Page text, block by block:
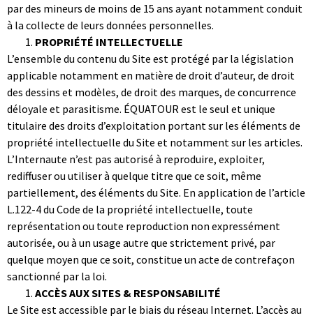
par des mineurs de moins de 15 ans ayant notamment conduit
à la collecte de leurs données personnelles.
PROPRIÉTÉ INTELLECTUELLE
L’ensemble du contenu du Site est protégé par la législation
applicable notamment en matière de droit d’auteur, de droit
des dessins et modèles, de droit des marques, de concurrence
déloyale et parasitisme. ÉQUATOUR est le seul et unique
titulaire des droits d’exploitation portant sur les éléments de
propriété intellectuelle du Site et notamment sur les articles.
L’Internaute n’est pas autorisé à reproduire, exploiter,
rediffuser ou utiliser à quelque titre que ce soit, même
partiellement, des éléments du Site. En application de l’article
L.122-4 du Code de la propriété intellectuelle, toute
représentation ou toute reproduction non expressément
autorisée, ou à un usage autre que strictement privé, par
quelque moyen que ce soit, constitue un acte de contrefaçon
sanctionné par la loi.
ACCÈS AUX SITES & RESPONSABILITÉ
Le Site est accessible par le biais du réseau Internet. L’accès au